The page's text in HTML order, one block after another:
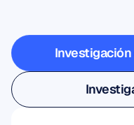
Investigación